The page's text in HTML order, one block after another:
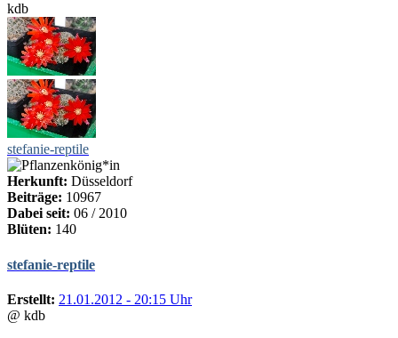
kdb
stefanie-reptile
Herkunft: Düsseldorf
Beiträge: 10967
Dabei seit: 06 / 2010
Blüten: 140
stefanie-reptile
Erstellt: 21.01.2012 - 20:15 Uhr
@ kdb